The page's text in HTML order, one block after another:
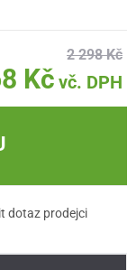
2 298 Kč
Kč vč. DPH
dotaz prodejci